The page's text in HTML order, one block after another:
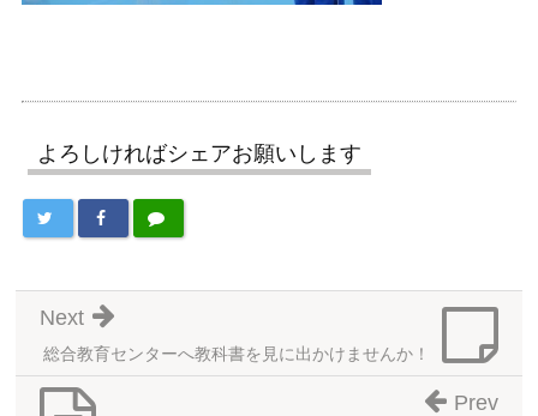
よろしければシェアお願いします
総合教育センターへ教科書を見に出かけませんか！
Next
Prev